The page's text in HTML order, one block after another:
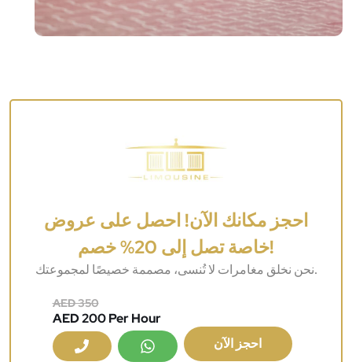
احجز مكانك الآن! احصل على عروض
خاصة تصل إلى 20% خصم!
نحن نخلق مغامرات لا تُنسى، مصممة خصيصًا لمجموعتك.
AED 350
AED 200 Per Hour
احجز الآن